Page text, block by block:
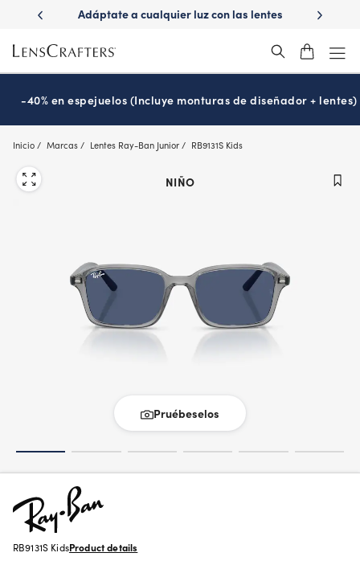
main
content
Adáptate a cualquier luz con las lentes
¿Es hora de tu
-40% en espejuelos (Incluye monturas de diseñador + lentes)
Inicio Marcas Lentes Ray-Ban Junior RB9131S Kids
NIÑO
Pruébeselos
RB9131S KidsProduct details